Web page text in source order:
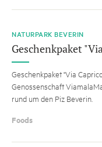
NATURPARK BEVERIN
Geschenkpaket
Geschenkpaket "Via
Genossenschaft
rund um den Piz Beverin.
Foods